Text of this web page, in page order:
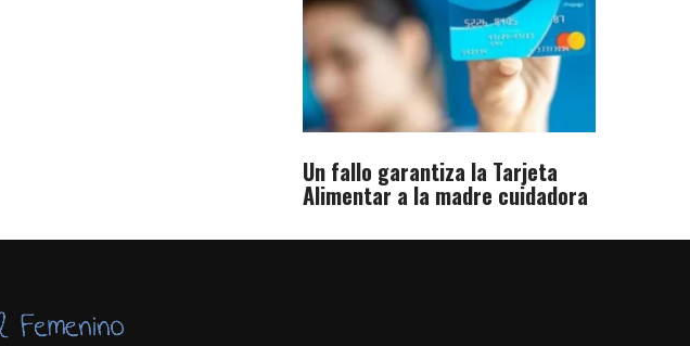
Un fallo garantiza la Tarjeta
Alimentar a la madre cuidadora